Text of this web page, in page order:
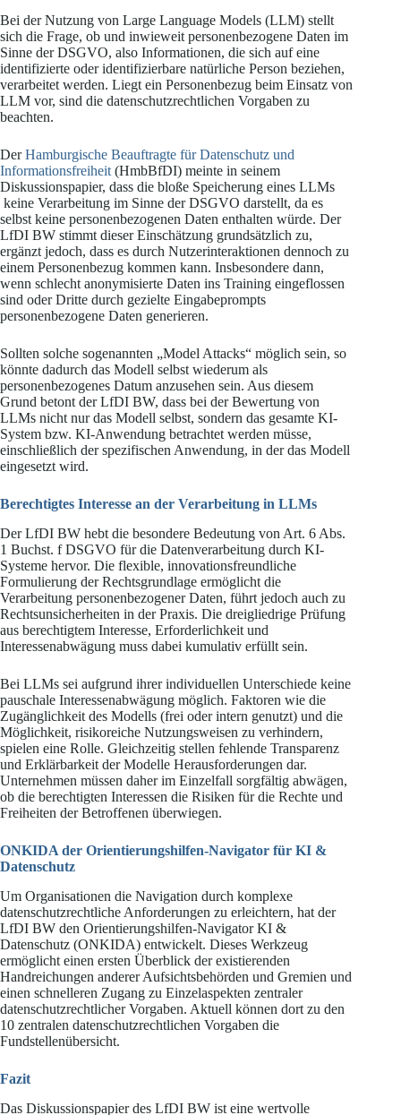
Bei der Nutzung von Large Language Models (LLM) stellt
sich die Frage, ob und inwieweit personenbezogene Daten im
Sinne der DSGVO, also Informationen, die sich auf eine
identifizierte oder identifizierbare natürliche Person beziehen,
verarbeitet werden. Liegt ein Personenbezug beim Einsatz von
LLM vor, sind die datenschutzrechtlichen Vorgaben zu
beachten.
DerHamburgische Beauftragte für Datenschutz und
Informationsfreiheit(HmbBfDI) meinte in seinem
Diskussionspapier, dass die bloße Speicherung eines LLMs
keine Verarbeitung im Sinne der DSGVO darstellt, da es
selbst keine personenbezogenen Daten enthalten würde. Der
LfDI BW stimmt dieser Einschätzung grundsätzlich zu,
ergänzt jedoch, dass es durch Nutzerinteraktionen dennoch zu
einem Personenbezug kommen kann. Insbesondere dann,
wenn schlecht anonymisierte Daten ins Training eingeflossen
sind oder Dritte durch gezielte Eingabeprompts
personenbezogene Daten generieren.
Sollten solche sogenannten „Model Attacks“ möglich sein, so
könnte dadurch das Modell selbst wiederum als
personenbezogenes Datum anzusehen sein. Aus diesem
Grund betont der LfDI BW, dass bei der Bewertung von
LLMs nicht nur das Modell selbst, sondern das gesamte KI-
System bzw. KI-Anwendung betrachtet werden müsse,
einschließlich der spezifischen Anwendung, in der das Modell
eingesetzt wird.
Berechtigtes Interesse an der Verarbeitung in LLMs
Der LfDI BW hebt die besondere Bedeutung von Art. 6 Abs.
1 Buchst. f DSGVO für die Datenverarbeitung durch KI-
Systeme hervor. Die flexible, innovationsfreundliche
Formulierung der Rechtsgrundlage ermöglicht die
Verarbeitung personenbezogener Daten, führt jedoch auch zu
Rechtsunsicherheiten in der Praxis. Die dreigliedrige Prüfung
aus berechtigtem Interesse, Erforderlichkeit und
Interessenabwägung muss dabei kumulativ erfüllt sein.
Bei LLMs sei aufgrund ihrer individuellen Unterschiede keine
pauschale Interessenabwägung möglich. Faktoren wie die
Zugänglichkeit des Modells (frei oder intern genutzt) und die
Möglichkeit, risikoreiche Nutzungsweisen zu verhindern,
spielen eine Rolle. Gleichzeitig stellen fehlende Transparenz
und Erklärbarkeit der Modelle Herausforderungen dar.
Unternehmen müssen daher im Einzelfall sorgfältig abwägen,
ob die berechtigten Interessen die Risiken für die Rechte und
Freiheiten der Betroffenen überwiegen.
ONKIDA der Orientierungshilfen-Navigator für KI &
Datenschutz
Um Organisationen die Navigation durch komplexe
datenschutzrechtliche Anforderungen zu erleichtern, hat der
LfDI BW den Orientierungshilfen-Navigator KI &
Datenschutz (ONKIDA) entwickelt. Dieses Werkzeug
ermöglicht einen ersten Überblick der existierenden
Handreichungen anderer Aufsichtsbehörden und Gremien und
einen schnelleren Zugang zu Einzelaspekten zentraler
datenschutzrechtlicher Vorgaben. Aktuell können dort zu den
10 zentralen datenschutzrechtlichen Vorgaben die
Fundstellenübersicht.
Fazit
Das Diskussionspapier des LfDI BW ist eine wertvolle